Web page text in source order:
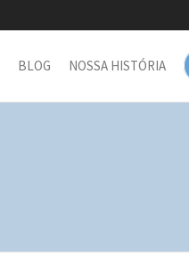
BLOG NOSSA HISTÓRIA